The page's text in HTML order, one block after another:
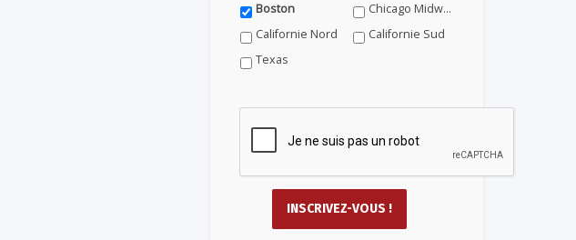
Boston
Chicago Midwest
Californie Nord
Californie Sud
Texas